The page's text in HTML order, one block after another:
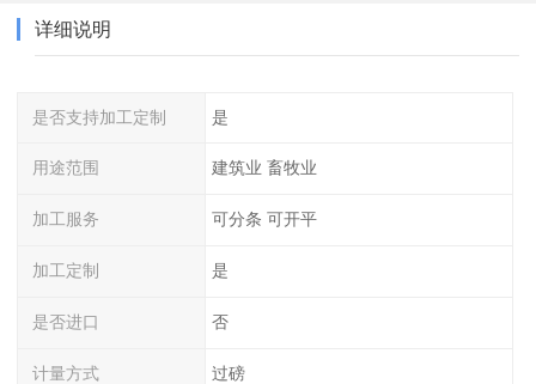
详细说明
是否支持加工定制 是
用途范围 建筑业 畜牧业
加工服务 可分条 可开平
加工定制 是
是否进口 否
计量方式 过磅